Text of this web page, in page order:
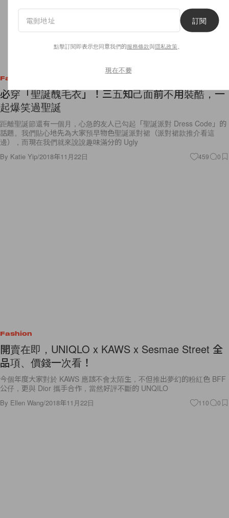
Fashion
必穿「聖誕醜毛衣」！三五知己面前不用裝酷，一
起爆笑過聖誕
距離聖誕節還有一個月，心急的友人已勾起「聖誕派對 Dress Code」的
話題。我們貼心地先為大家預早物色聖誕派對裙（派對裙款推介看這
邊），而現在我們就來說說趣味滿分的 Ugly
By Katie Yip/2018年11月22日 459 0
Fashion
開賣在即，UNIQLO x KAWS x Sesmae Street 全
品項、價錢一次看！
今個年度大家對於 KAWS 應該不會太陌生，不但推出夢幻的粉紅色 BFF
公仔，更與 Dior 攜手合作，當然好評不斷的 UNQILO
By Ellen Wang/2018年11月22日 110 0
訂閱
點擊訂閱即表示您同意我們的服務條款與隱私政策
現在不要